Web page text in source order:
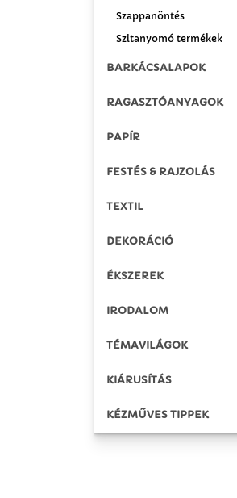
Szappanöntés
Szitanyomó termékek
BARKÁCSALAPOK
RAGASZTÓANYAGOK
PAPÍR
FESTÉS & RAJZOLÁS
TEXTIL
DEKORÁCIÓ
ÉKSZEREK
IRODALOM
TÉMAVILÁGOK
KIÁRUSÍTÁS
KÉZMŰVES TIPPEK